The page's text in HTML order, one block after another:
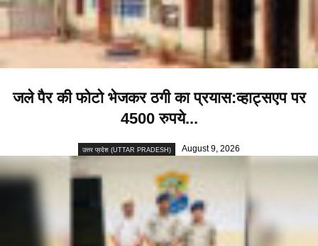
जले पैर की फोटो भेजकर ठगी का प्रयास:व्हाट्सएप पर
4500 रुपये...
उत्तर प्रदेश (UTTAR PRADESH) August 9, 2026